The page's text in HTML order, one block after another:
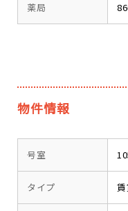
薬局
物件情報
号室
タイプ